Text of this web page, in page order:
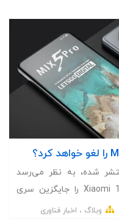
شده، به نظر می‌رسد
شیائومی قصد دارد گوشی Xiaomi 12 Ultra را جایگزین سری
وبلاگ اخبار فناوری